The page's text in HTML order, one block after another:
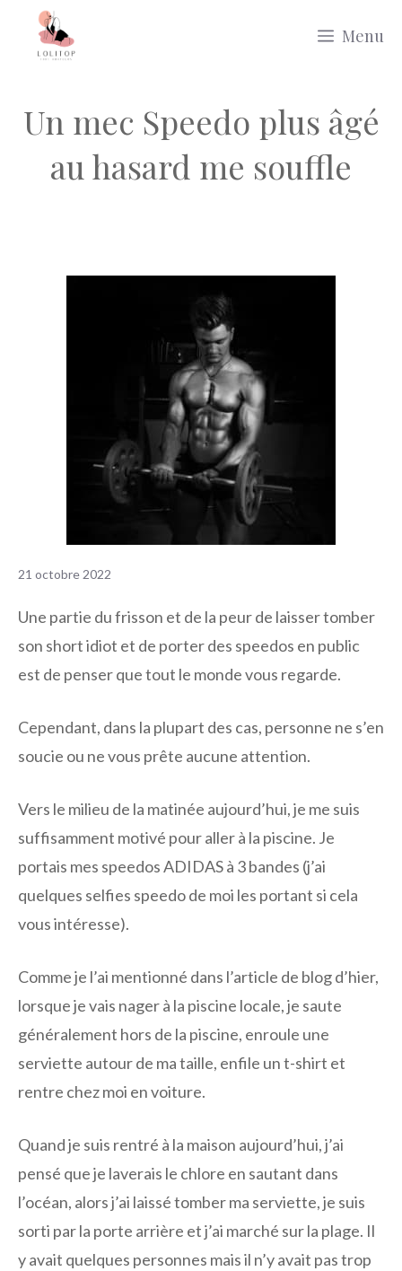
Menu
Un mec Speedo plus âgé
au hasard me souffle
21 octobre 2022
Une partie du frisson et de la peur de laisser tomber
son short idiot et de porter des speedos en public
est de penser que tout le monde vous regarde.
Cependant, dans la plupart des cas, personne ne s’en
soucie ou ne vous prête aucune attention.
Vers le milieu de la matinée aujourd’hui, je me suis
suffisamment motivé pour aller à la piscine. Je
portais mes speedos ADIDAS à 3 bandes (j’ai
quelques selfies speedo de moi les portant si cela
vous intéresse).
Comme je l’ai mentionné dans l’article de blog d’hier,
lorsque je vais nager à la piscine locale, je saute
généralement hors de la piscine, enroule une
serviette autour de ma taille, enfile un t-shirt et
rentre chez moi en voiture.
Quand je suis rentré à la maison aujourd’hui, j’ai
pensé que je laverais le chlore en sautant dans
l’océan, alors j’ai laissé tomber ma serviette, je suis
sorti par la porte arrière et j’ai marché sur la plage. Il
y avait quelques personnes mais il n’y avait pas trop